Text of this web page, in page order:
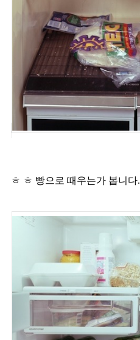
ㅎ ㅎ 빵으로 때우는가 봅니다.